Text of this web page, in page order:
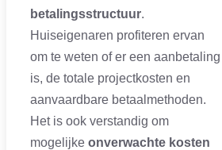
betalingsstructuur.
Huiseigenaren profiteren ervan
om te weten of er een aanbetaling
is, de totale projectkosten en
aanvaardbare betaalmethoden.
Het is ook verstandig om
mogelijke onverwachte kosten